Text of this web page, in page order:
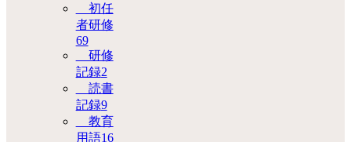
初任
者研修
69
研修
記録2
読書
記録9
教育
用語16